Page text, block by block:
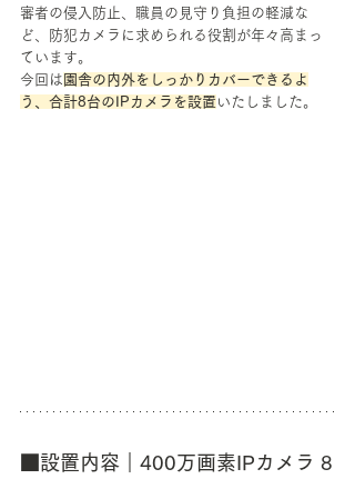
審者の侵入防止、職員の見守り負担の軽減な
ど、防犯カメラに求められる役割が年々高まっ
ています。
今回は 園舎の内外をしっかりカバーできるよ
う、合計8台のIPカメラを設置 いたしました。
■設置内容｜400万画素IPカメラ 8